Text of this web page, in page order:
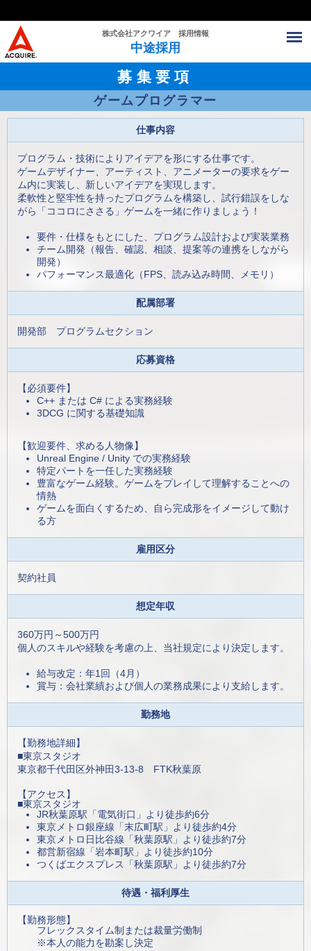
株式会社アクワイア 採用情報
中途採用
募集要項
ゲームプログラマー
仕事内容
プログラム・技術によりアイデアを形にする仕事です。
ゲームデザイナー、アーティスト、アニメーターの要求をゲー
ム内に実装し、新しいアイデアを実現します。
柔軟性と堅牢性を持ったプログラムを構築し、試行錯誤をしな
がら「ココロにささる」ゲームを一緒に作りましょう！
要件・仕様をもとにした、プログラム設計および実装業務
チーム開発（報告、確認、相談、提案等の連携をしながら
開発）
パフォーマンス最適化（FPS、読み込み時間、メモリ）
配属部署
開発部 プログラムセクション
応募資格
【必須要件】
C++ または C# による実務経験
3DCG に関する基礎知識
【歓迎要件、求める人物像】
Unreal Engine / Unity での実務経験
特定パートを一任した実務経験
豊富なゲーム経験。ゲームをプレイして理解することへの
情熱
ゲームを面白くするため、自ら完成形をイメージして動け
る方
雇用区分
契約社員
想定年収
360万円～500万円
個人のスキルや経験を考慮の上、当社規定により決定します。
給与改定：年1回（4月）
賞与：会社業績および個人の業務成果により支給します。
勤務地
【勤務地詳細】
■東京スタジオ
東京都千代田区外神田3-13-8 FTK秋葉原
【アクセス】
■東京スタジオ
JR秋葉原駅「電気街口」より徒歩約6分
東京メトロ銀座線「末広町駅」より徒歩約4分
東京メトロ日比谷線「秋葉原駅」より徒歩約7分
都営新宿線「岩本町駅」より徒歩約10分
つくばエクスプレス「秋葉原駅」より徒歩約7分
待遇・福利厚生
【勤務形態】
フレックスタイム制または裁量労働制
※本人の能力を勘案し決定